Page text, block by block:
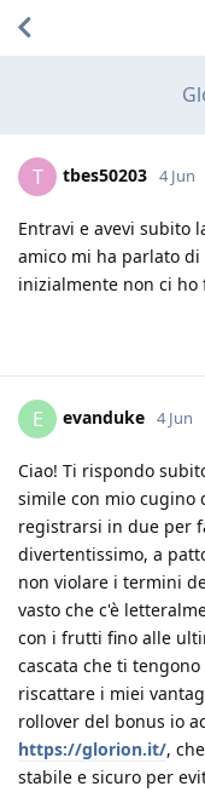
T tbes50203 4 Jun
Entravi e avevi subito
amico mi ha parlato di
inizialmente non ci ho
E evanduke 4 Jun
Ciao! Ti rispondo
simile con mio cugino
registrarsi in due per
divertentissimo, a
non violare i termini
vasto che c'è
con i frutti fino alle
cascata che ti
riscattare i miei
rollover del bonus io
https://glorion.it/,
stabile e sicuro per